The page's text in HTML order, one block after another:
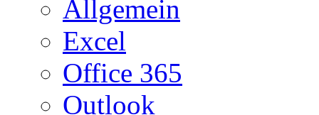
Allgemein
Excel
Office 365
Outlook